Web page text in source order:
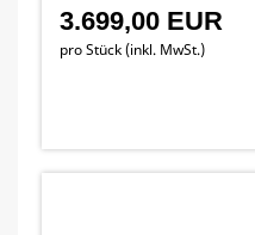
3.699,00 EUR
pro Stück (inkl. MwSt.)